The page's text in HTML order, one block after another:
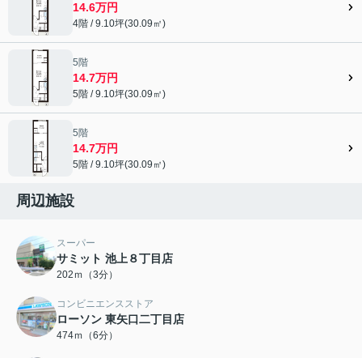
14.6万円
4階 / 9.10坪(30.09㎡)
5階
14.7万円
5階 / 9.10坪(30.09㎡)
5階
14.7万円
5階 / 9.10坪(30.09㎡)
周辺施設
スーパー
サミット 池上８丁目店
202ｍ（3分）
コンビニエンスストア
ローソン 東矢口二丁目店
474ｍ（6分）